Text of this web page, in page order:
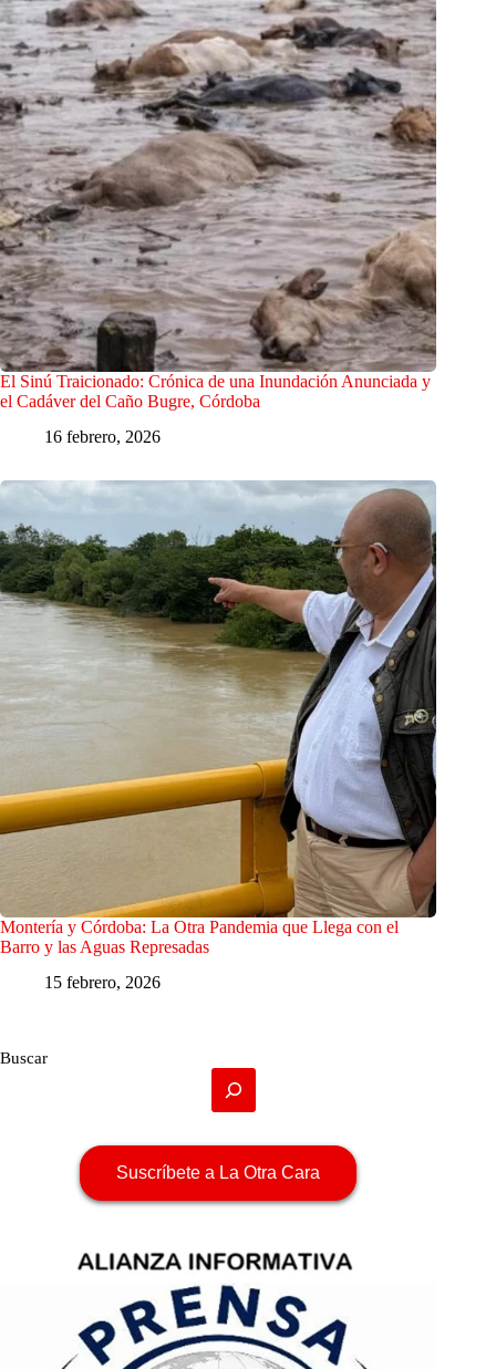
El Sinú Traicionado: Crónica de una Inundación Anunciada y
el Cadáver del Caño Bugre, Córdoba
16 febrero, 2026
Montería y Córdoba: La Otra Pandemia que Llega con el
Barro y las Aguas Represadas
15 febrero, 2026
Buscar
Suscríbete a La Otra Cara